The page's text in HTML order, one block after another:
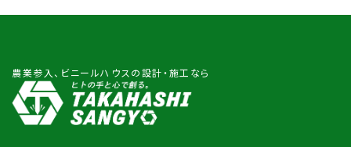
農業参入、ビニールハウスの設計・施工なら